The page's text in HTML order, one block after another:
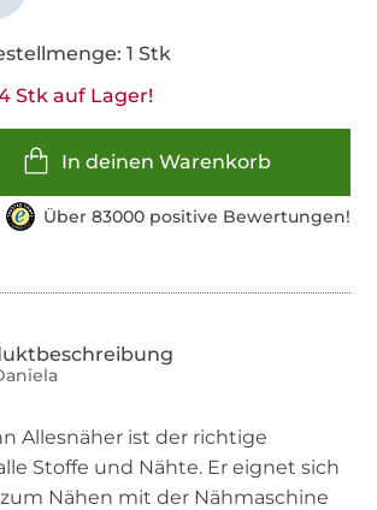
1 Stk
Stk auf Lager!
In deinen Warenkorb
Über 83000 positive Bewertungen!
Allesnäher ist der richtige
Stoffe und Nähte. Er eignet sich
Nähen mit der Nähmaschine